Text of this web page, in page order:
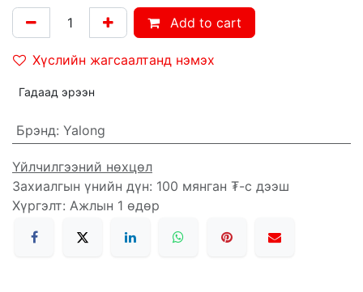
Add to cart
Хүслийн жагсаалтанд нэмэх
Гадаад эрээн
Брэнд: Yalong
Үйлчилгээний нөхцөл
Захиалгын үнийн дүн: 100 мянган ₮-с дээш
Хүргэлт: Ажлын 1 өдөр